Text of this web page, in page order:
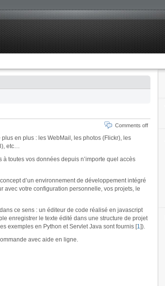
Comments off
en plus : les WebMail, les photos (Flickr), les
etc…
toutes vos données depuis n’importe quel accès
d’un environnement de développement intégré
avec votre configuration personnelle, vos projets, le
ce sens : un éditeur de code réalisé en javascript
enregistrer le texte édité dans une structure de projet
exemples en Python et Servlet Java sont fournis [1]).
avec aide en ligne.